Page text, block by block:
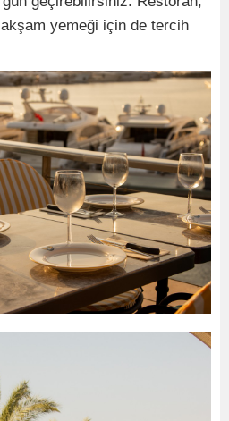
yemeği için de tercih